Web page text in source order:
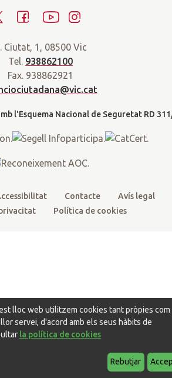
i
t
t
c
e
b
o
k
Y
u
t
u
s
a
a
m
Ciutat, 1, 08500 Vic
Tel. 938862100
Fax. 938862921
Contacte
Avís legal
Política de cookies
t
lloc web utilitzem cookies tant pròpies com
servei, d'acord amb els seus hàbits de
la política de cookies
Rebutjar